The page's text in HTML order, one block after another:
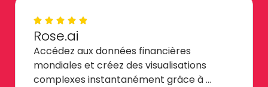
Rose.ai
Accédez aux données financières
mondiales et créez des visualisations
complexes instantanément grâce à …